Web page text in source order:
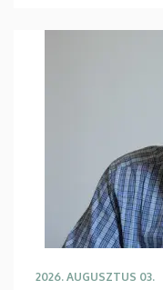
tudományos élet
2026. AUGUSZTUS 03.